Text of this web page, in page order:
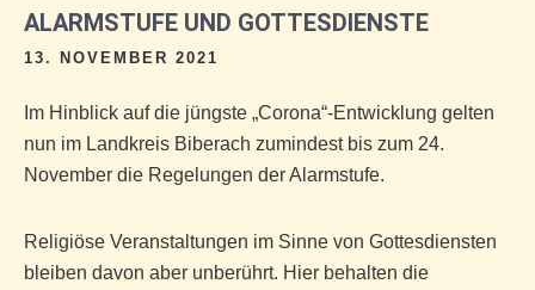
ALARMSTUFE UND GOTTESDIENSTE
13. NOVEMBER 2021
Im Hinblick auf die jüngste „Corona“-Entwicklung gelten
nun im Landkreis Biberach zumindest bis zum 24.
November die Regelungen der Alarmstufe.
Religiöse Veranstaltungen im Sinne von Gottesdiensten
bleiben davon aber unberührt. Hier behalten die